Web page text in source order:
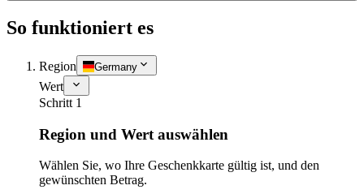
So funktioniert es
Region Germany
Wert
Schritt 1
Region und Wert auswählen
Wählen Sie, wo Ihre Geschenkkarte gültig ist, und den
gewünschten Betrag.